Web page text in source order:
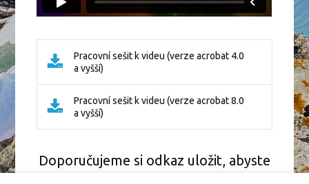
Pracovní sešit k videu (verze acrobat 4.0
a vyšší)
Pracovní sešit k videu (verze acrobat 8.0
a vyšší)
Doporučujeme si odkaz uložit, abyste